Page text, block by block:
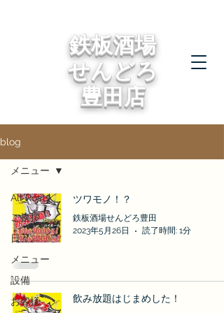
鉄板酒場
せんどろ
豊田店
blog
All Posts
ご挨拶
日々
メニュー
設備
お客様
メニュー
ツワモノ！？
鉄板酒場せんどろ豊田
2023年5月26日
読了時間: 1分
飲み放題はじまめした！